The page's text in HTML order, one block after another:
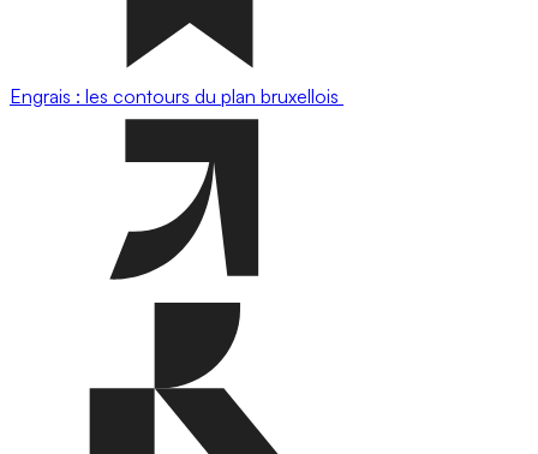
Engrais : les contours du plan bruxellois